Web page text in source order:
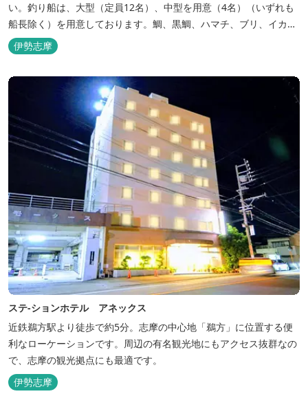
い。釣り船は、大型（定員12名）、中型を用意（4名）（いずれも
船長除く）を用意しております。鯛、黒鯛、ハマチ、ブリ、イカ
等、お客様のご要望に合わせた漁場にご案内いたします。当店か
ら、徒歩2分です。
伊勢志摩
ステ-ションホテル アネックス
近鉄鵜方駅より徒歩で約5分。志摩の中心地「鵜方」に位置する便
利なローケーションです。周辺の有名観光地にもアクセス抜群なの
で、志摩の観光拠点にも最適です。
伊勢志摩